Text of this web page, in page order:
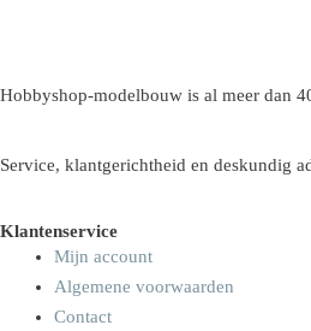
Hobbyshop-modelbouw is al meer dan
Service, klantgerichtheid en deskundig
Klantenservice
Mijn account
Algemene voorwaarden
Contact